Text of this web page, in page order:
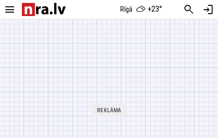
menu Rīgā +23° search login